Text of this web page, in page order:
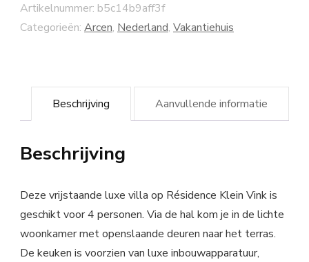
Artikelnummer: b5c14b9aff3f
Categorieën: Arcen, Nederland, Vakantiehuis
Beschrijving Aanvullende informatie
Beschrijving
Deze vrijstaande luxe villa op Résidence Klein Vink is
geschikt voor 4 personen. Via de hal kom je in de lichte
woonkamer met openslaande deuren naar het terras.
De keuken is voorzien van luxe inbouwapparatuur,